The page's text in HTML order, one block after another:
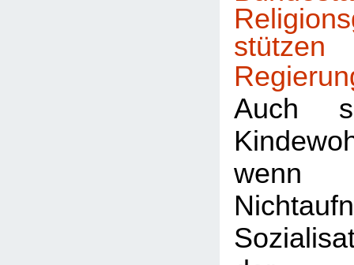
stützen
Auch
wenn